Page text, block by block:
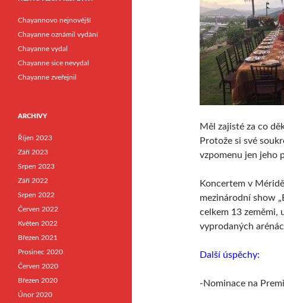
Měl zajisté za co
Protože si své
vzpomenu jen jeho
Koncertem v
mezinárodní show
celkem 13 zeměmi,
vyprodaných
Další úspěchy:
-Nominace na
Chayannovo nejnovější
Chayanne oznámil vydání
Chayanne vydal
Chayanne sice nevydal
Chayanne zveřejnil
ARCHIVY
Říjen 2023
Září 2023
Srpen 2023
Září 2022
Srpen 2022
Červen 2022
Květen 2022
Březen 2021
Prosinec 2020
Červen 2020
Březen 2020
Únor 2020